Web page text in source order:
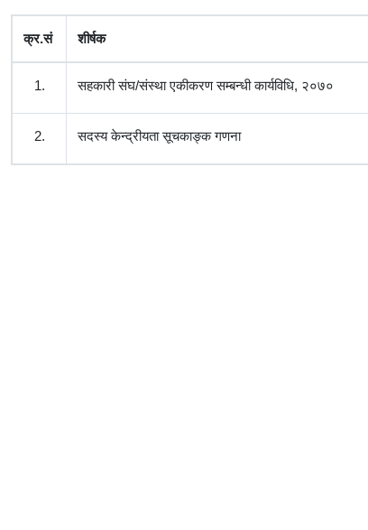
क्र.सं शीर्षक
1. सहकारी संघ/संस्था एकीकरण सम्बन्धी कार्यविधि, २०७०
2. सदस्य केन्द्रीयता सूचकाङ्क गणना